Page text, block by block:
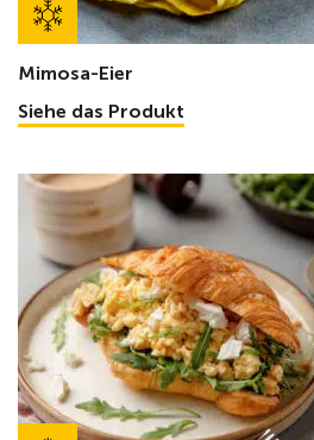
Mimosa-Eier
Siehe das Produkt